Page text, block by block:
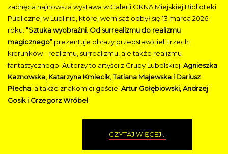
zachęca najnowsza wystawa w Galerii OKNA Miejskiej Biblioteki
Publicznej w Lublinie, której wernisaż odbył się 13 marca 2026
roku. “Sztuka wyobraźni. Od surrealizmu do realizmu
magicznego” prezentuje obrazy przedstawicieli trzech
kierunków - realizmu, surrealizmu, ale także realizmu
fantastycznego. Autorzy to artyści z Grupy Lubelskiej: Agnieszka
Kaznowska, Katarzyna Kmiecik, Tatiana Majewska i Dariusz
Płecha , a także znakomici goście: Artur Gołębiowski, Andrzej
Gosik i Grzegorz Wróbel
CZYTAJ WIĘCEJ...